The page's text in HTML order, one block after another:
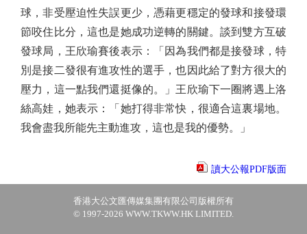
球，非受壓迫性失誤更少，憑藉更穩定的發球和接發環
節咬住比分，這也是她成功逆轉的關鍵。談到雙方互破
發球局，王欣瑜賽後表示：「因為我們都是接發球，特
別是接二發很有進攻性的選手，也因此給了對方很大的
壓力，這一點我們還挺像的。」王欣瑜下一圈將遇上洛
絲高娃，她表示：「她打得非常快，很適合這裏場地。
我會盡我所能先主動進攻，這也是我的優勢。」
讀大公報PDF版面
香港大公文匯傳媒集團有限公司版權所有
© 1997-2026 WWW.TKWW.HK LIMITED.